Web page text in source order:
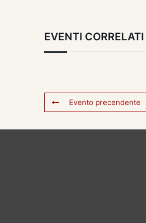
EVENTI CORRELATI
Evento precendente